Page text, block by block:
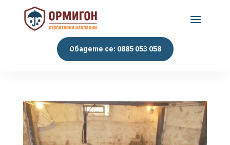
Обадете се: 0885 053 058